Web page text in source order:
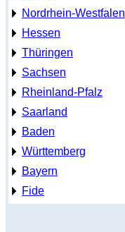
Nordrhein-Westfalen
Hessen
Thüringen
Sachsen
Rheinland-Pfalz
Saarland
Baden
Württemberg
Bayern
Fide